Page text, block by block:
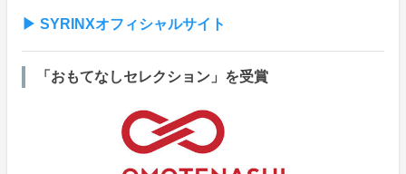
▶︎ SYRINXオフィシャルサイト
「おもてなしセレクション」を受賞